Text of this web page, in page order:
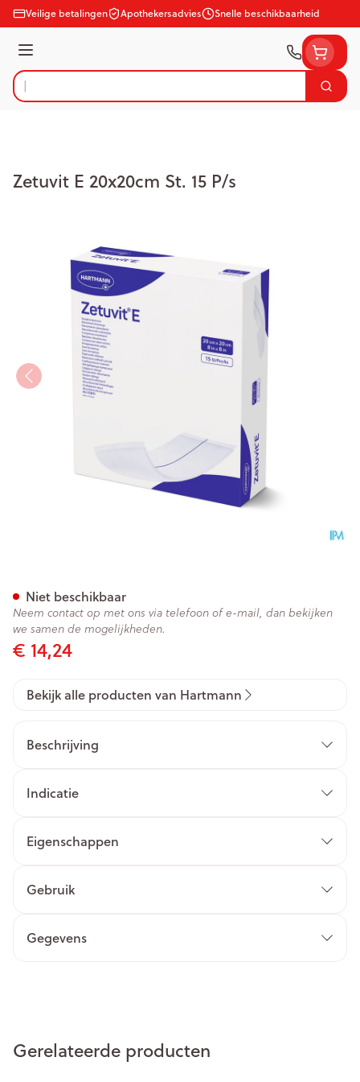
Ga naar de inhoud
Veilige betalingen Apothekersadvies Snelle beschikbaarheid
Menu
Product, merk, categorie... Zoek
Zetuvit E 20x20cm St. 15 P/s
€ 14,24
Niet beschikbaar
Neem contact op met ons via telefoon of e-mail, dan bekijken
we samen de mogelijkheden.
Bekijk alle producten van Hartmann
Beschrijving
Indicatie
Eigenschappen
Gebruik
Gegevens
Gerelateerde producten